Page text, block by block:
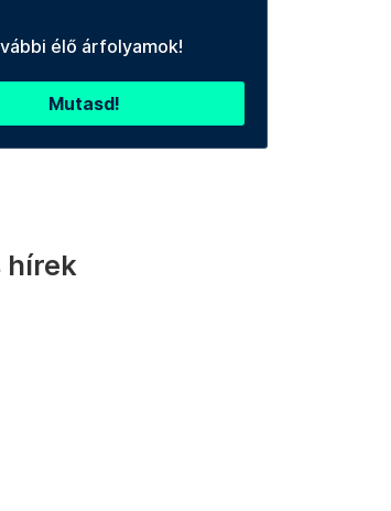
élő árfolyamok!
Mutasd!
hírek